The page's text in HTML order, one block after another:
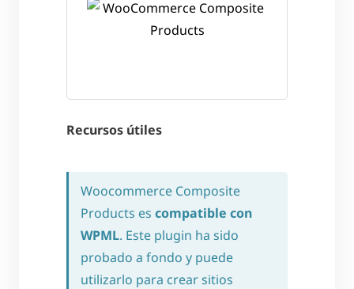
Recursos útiles
Woocommerce Composite
Products es compatible con
WPML. Este plugin ha sido
probado a fondo y puede
utilizarlo para crear sitios